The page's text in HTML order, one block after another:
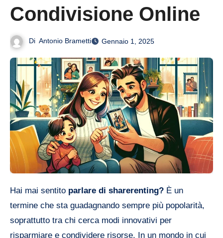
Condivisione Online
Di Antonio Brametti Gennaio 1, 2025
Hai mai sentito parlare di sharerenting? È un
termine che sta guadagnando sempre più popolarità,
soprattutto tra chi cerca modi innovativi per
risparmiare e condividere risorse. In un mondo in cui